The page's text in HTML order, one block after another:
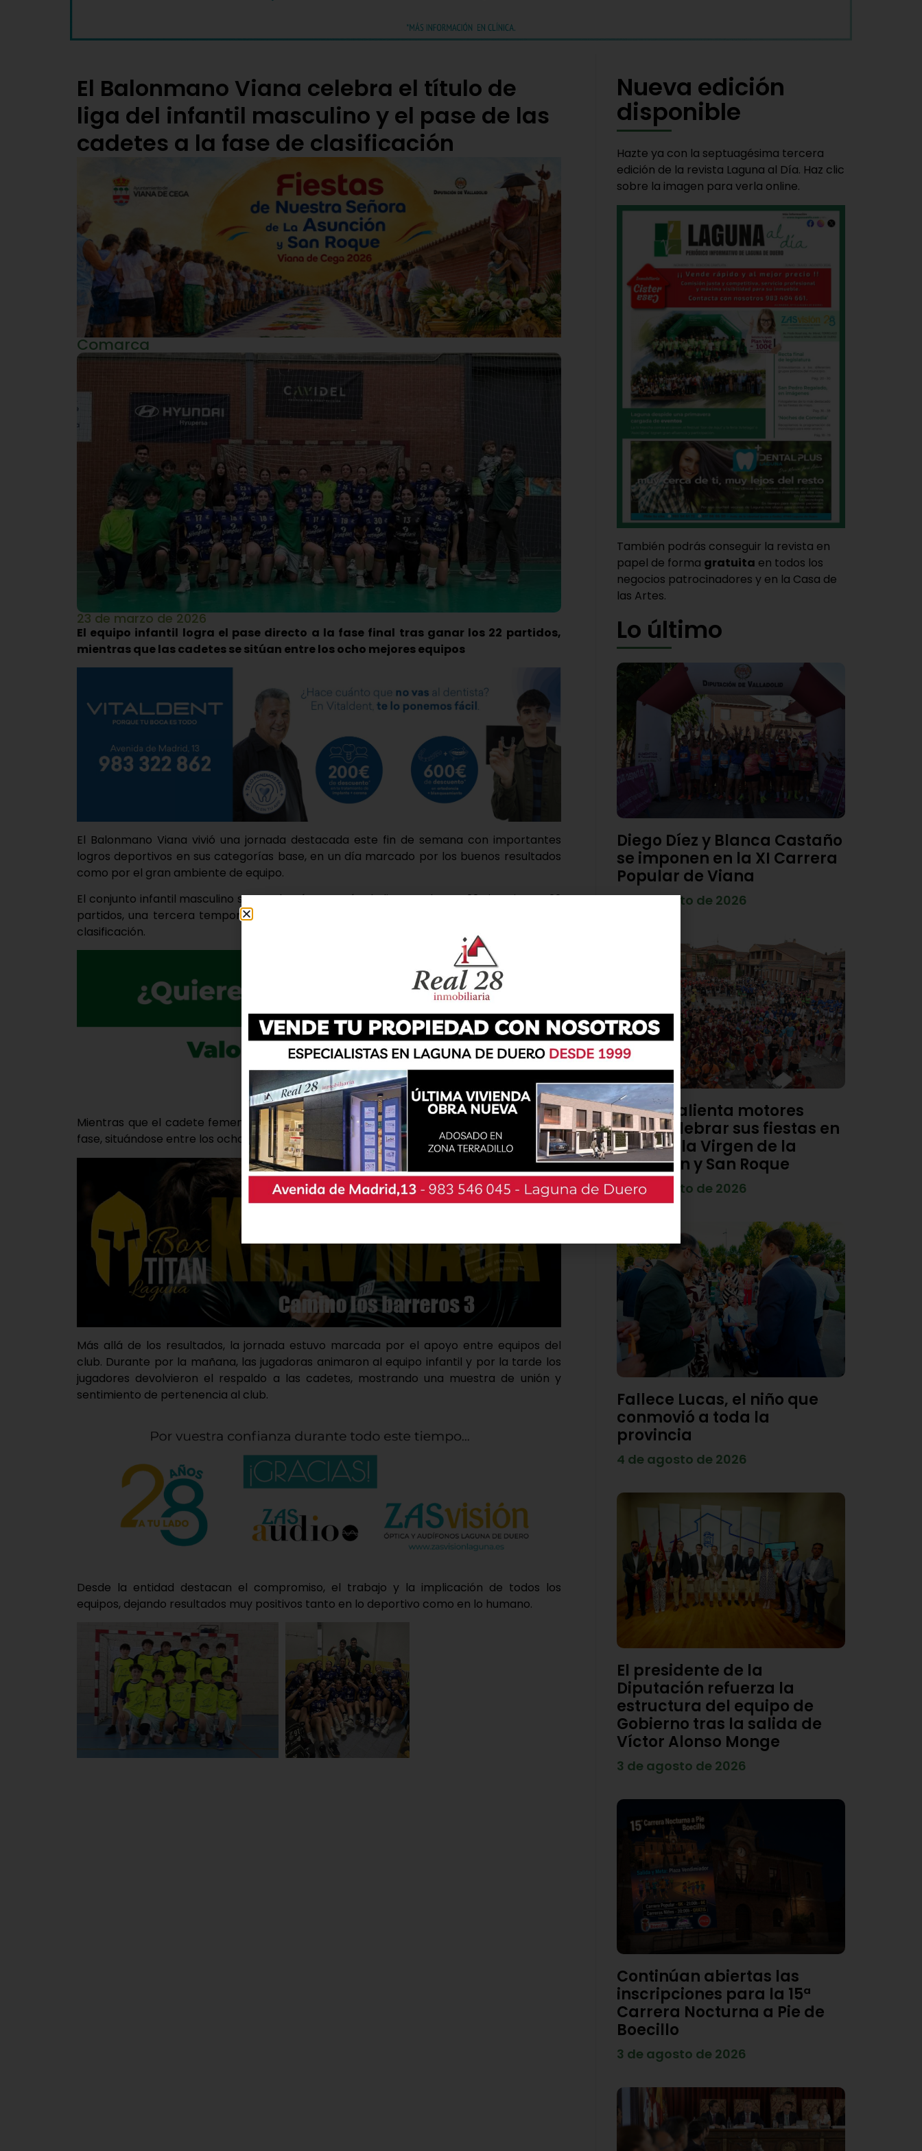
El Balonmano Viana celebra el título de
liga del infantil masculino y el pase de las
cadetes a la fase de clasificación
Comarca
23 de marzo de 2026
El equipo infantil logra el pase directo a la fase final tras ganar los 22 partidos,
mientras que las cadetes se sitúan entre los ocho mejores equipos
El Balonmano Viana vivió una jornada destacada este fin de semana con importantes
logros deportivos en sus categorías base, en un día marcado por los buenos resultados
como por el gran ambiente de equipo.
El conjunto infantil masculino se proclamó campeón de liga tras lograr 22 victorias en 22
partidos, una tercera temporada impecable, consiguiendo el pase directo a la fase de
clasificación.
Mientras que el cadete femenino certificó su clasificación matemática para la siguiente
fase, situándose entre los ocho mejores equipos de la competición.
Más allá de los resultados, la jornada estuvo marcada por el apoyo entre equipos del
club. Durante por la mañana, las jugadoras animaron al equipo infantil y por la tarde los
jugadores devolvieron el respaldo a las cadetes, mostrando una muestra de unión y
sentimiento de pertenencia al club.
Desde la entidad destacan el compromiso, el trabajo y la implicación de todos los
equipos, dejando resultados muy positivos tanto en lo deportivo como en lo humano.
Nueva edición
disponible
Hazte ya con la septuagésima tercera
edición de la revista Laguna al Día. Haz clic
sobre la imagen para verla online.
También podrás conseguir la revista en
papel de forma gratuita en todos los
negocios patrocinadores y en la Casa de
las Artes.
Lo último
Diego Díez y Blanca Castaño
se imponen en la XI Carrera
Popular de Viana
4 de agosto de 2026
Viana calienta motores
para celebrar sus fiestas en
honor a la Virgen de la
Asunción y San Roque
4 de agosto de 2026
Fallece Lucas, el niño que
conmovió a toda la
provincia
4 de agosto de 2026
El presidente de la
Diputación refuerza la
estructura del equipo de
Gobierno tras la salida de
Víctor Alonso Monge
3 de agosto de 2026
Continúan abiertas las
inscripciones para la 15ª
Carrera Nocturna a Pie de
Boecillo
3 de agosto de 2026